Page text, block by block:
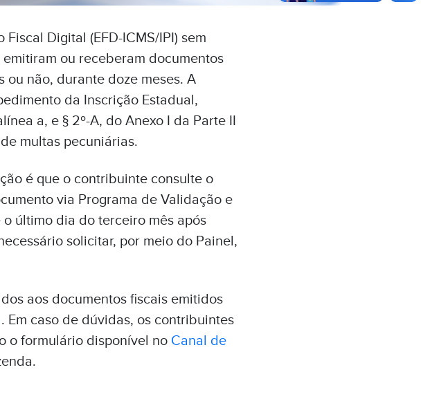
Digital (EFD-ICMS/IPI) sem
ou receberam documentos
ou não, durante doze meses. A
da Inscrição Estadual,
a, e § 2º-A, do Anexo I da Parte II
multas pecuniárias.
é que o contribuinte consulte o
via Programa de Validação e
último dia do terceiro mês após
solicitar, por meio do Painel,
aos documentos fiscais emitidos
. Em caso de dúvidas, os contribuintes
o formulário disponível no Canal de